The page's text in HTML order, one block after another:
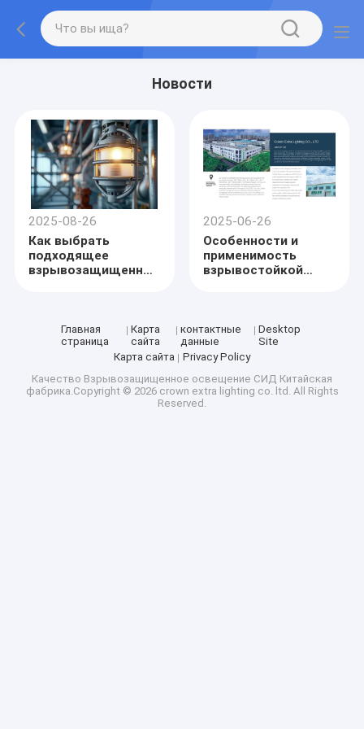
Новости
2025-08-26
Как выбрать
подходящее
взрывозащищенное
2025-06-26
Особенности и
применимость
взрывостойкой
Главная
страница
Карта
сайта
контактные
данные
Desktop
Site
Карта сайта
Privacy Policy
Качество Взрывозащищенное освещение СИД Китайская
фабрика.Copyright © 2026 crown extra lighting co. ltd. All Rights
Reserved.